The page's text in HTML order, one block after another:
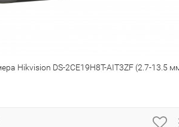
Hikvision DS-2CE19H8T-AIT3ZF (2.7-13.5